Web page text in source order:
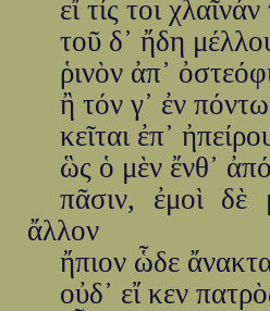
εἴ τίς τοι
τοῦ δ᾽ ἤδη
ῥινὸν ἀπ᾽
ἢ τόν γ᾽ ἐν
κεῖται ἐπ᾽
ὣς ὁ μὲν ἔνθ᾽
πᾶσιν, ἐμοὶ δὲ
ἄλλον
ἤπιον ὧδε
οὐδ᾽ εἴ κεν